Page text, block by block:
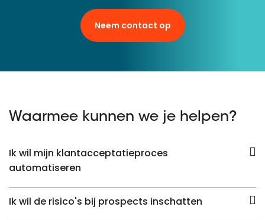
Neem contact op
Waarmee kunnen we je helpen?
Ik wil mijn klantacceptatieproces
automatiseren
Ik wil de risico's bij prospects inschatten